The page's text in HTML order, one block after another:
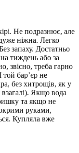
Не подразнює, але
ніжна. Легко
запаху. Достатньо
тиждень або за
звісно, треба гарно
той бар’єр не
без хитрощів, як у
Якщо вода
та якщо не
руками,
Купляла вже